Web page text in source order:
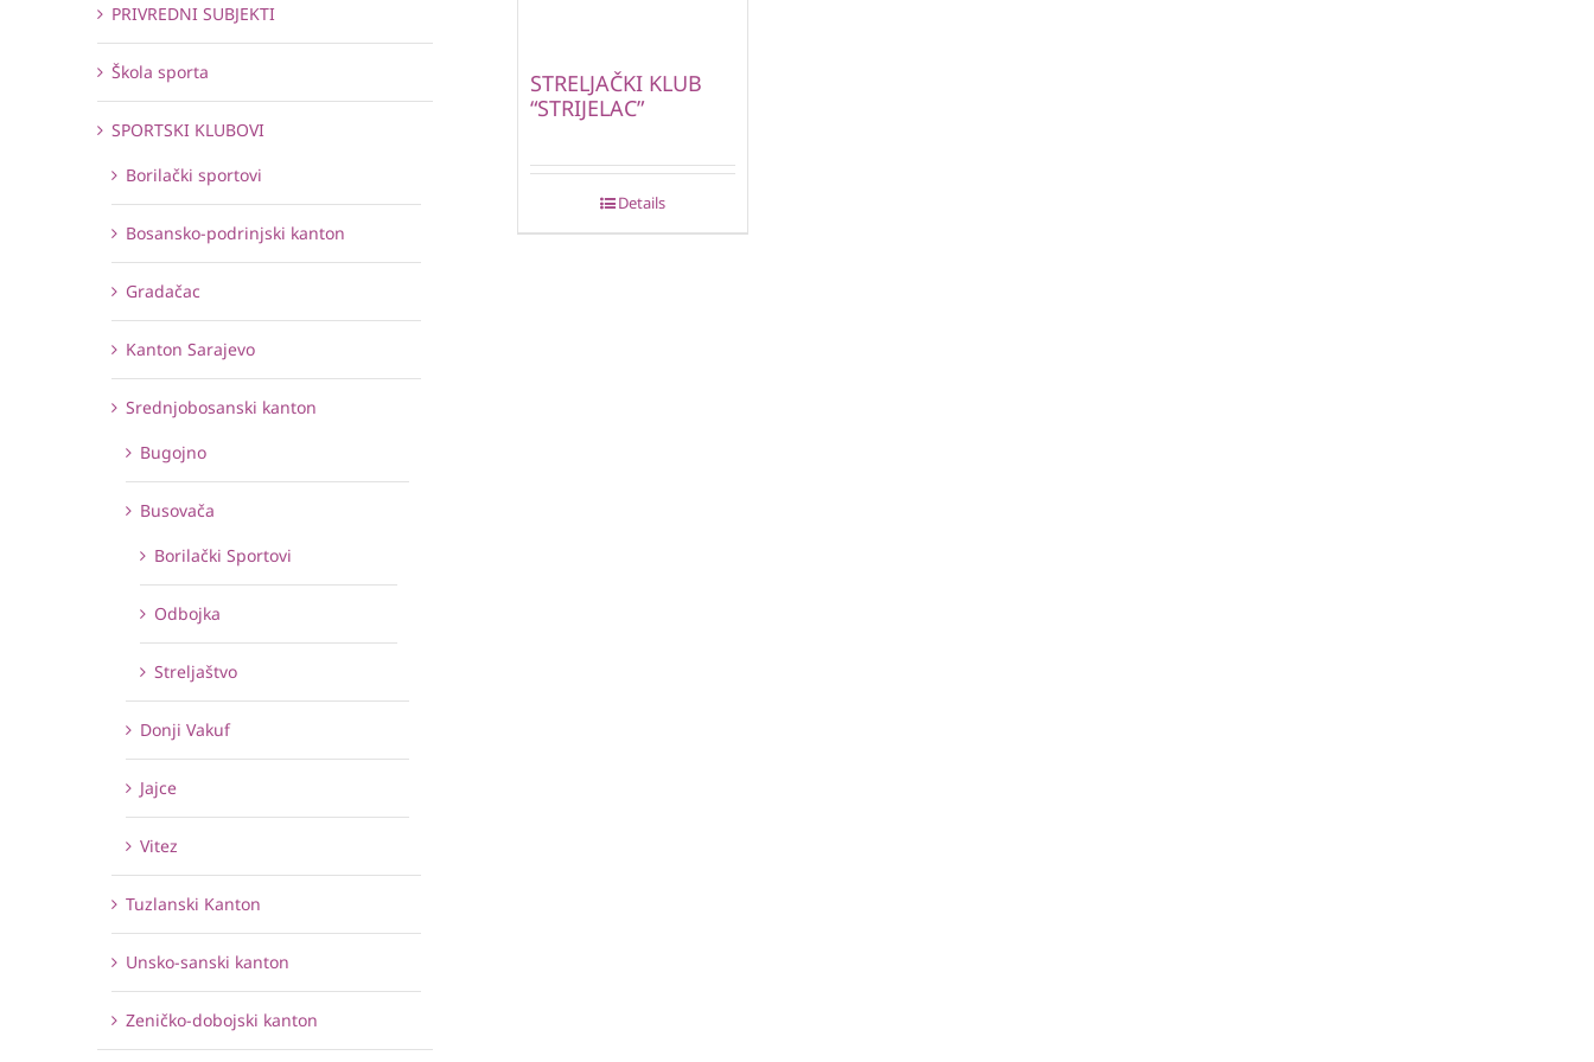
STRELJAČKI KLUB
“STRIJELAC”
Details
PRIVREDNI SUBJEKTI
Škola sporta
SPORTSKI KLUBOVI
Borilački sportovi
Bosansko-podrinjski kanton
Gradačac
Kanton Sarajevo
Srednjobosanski kanton
Bugojno
Busovača
Borilački Sportovi
Odbojka
Streljaštvo
Donji Vakuf
Jajce
Vitez
Tuzlanski Kanton
Unsko-sanski kanton
Zeničko-dobojski kanton